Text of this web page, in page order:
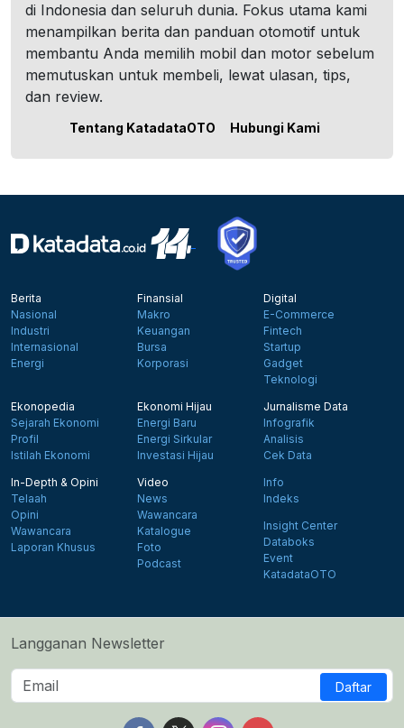
di Indonesia dan seluruh dunia. Fokus utama kami
menampilkan berita dan panduan otomotif untuk
membantu Anda memilih mobil dan motor sebelum
memutuskan untuk membeli, lewat ulasan, tips,
dan review.
Tentang KatadataOTO Hubungi Kami
Berita
Nasional
Industri
Internasional
Energi
Finansial
Makro
Keuangan
Bursa
Korporasi
Digital
E-Commerce
Fintech
Startup
Gadget
Teknologi
Ekonopedia
Sejarah Ekonomi
Profil
Istilah Ekonomi
Ekonomi Hijau
Energi Baru
Energi Sirkular
Investasi Hijau
Jurnalisme Data
Infografik
Analisis
Cek Data
In-Depth & Opini
Telaah
Opini
Wawancara
Laporan Khusus
Video
News
Wawancara
Katalogue
Foto
Podcast
Info
Indeks
Insight Center
Databoks
Event
KatadataOTO
Langganan Newsletter
Daftar